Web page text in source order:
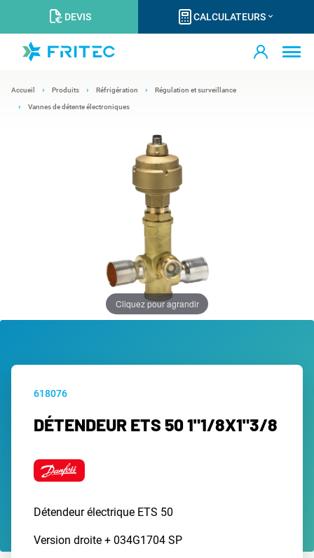
DEVIS CALCULATEURS
Accueil Produits Réfrigération Régulation et surveillance
Vannes de détente électroniques
Cliquez pour agrandir
618076
DÉTENDEUR ETS 50 1"1/8X1"3/8
Détendeur électrique ETS 50
Version droite + 034G1704 SP